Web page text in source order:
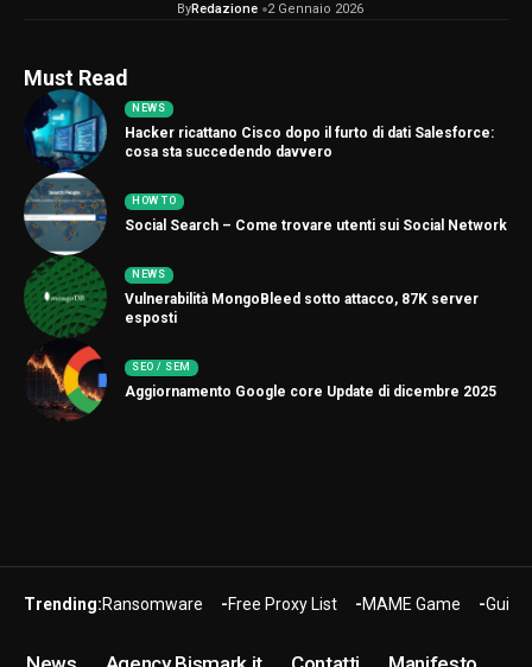
ByRedazione 2 Gennaio 2026
Must Read
NEWS
Hacker ricattano Cisco dopo il furto di dati Salesforce:
cosa sta succedendo davvero
HOW TO
Social Search – Come trovare utenti sui Social Network
NEWS
Vulnerabilità MongoBleed sotto attacco, 87K server
esposti
SEO / SEM
Aggiornamento Google core Update di dicembre 2025
Trending:Ransomware Free Proxy List MAME Game Guide